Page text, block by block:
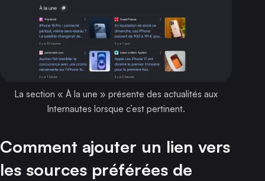
La section « À la une » présente des actualités aux
Internautes lorsque c’est pertinent.
Comment ajouter un lien vers
les sources préférées de